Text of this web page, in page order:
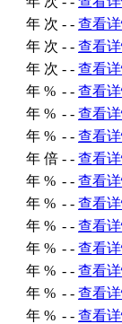
年 次 - - 查看
年 次 - - 查看
年 次 - - 查看
年 % - - 查看
年 % - - 查看
年 % - - 查看
年 倍 - - 查看
年 % - - 查看
年 % - - 查看
年 % - - 查看
年 % - - 查看
年 % - - 查看
年 % - - 查看
年 % - - 查看